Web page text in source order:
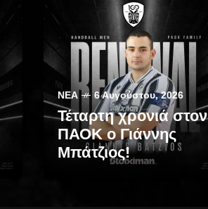
ΝΈΑ 6 Αυγούστου, 2026
Τέταρτη χρονιά στον
ΠΑΟΚ ο Γιάννης
Μπάτζιος!